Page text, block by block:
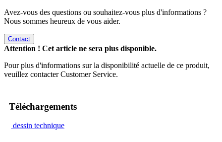
Avez-vous des questions ou souhaitez-vous plus d'informations ?
Nous sommes heureux de vous aider.
Contact
Attention ! Cet article ne sera plus disponible.
Pour plus d'informations sur la disponibilité actuelle de ce produit,
veuillez contacter Customer Service.
Téléchargements
dessin technique